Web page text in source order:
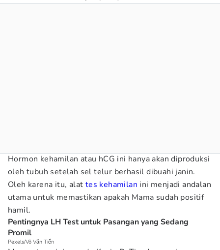
Hormon kehamilan atau hCG ini hanya akan diproduksi
oleh tubuh setelah sel telur berhasil dibuahi janin.
Oleh karena itu, alat tes kehamilan ini menjadi andalan
utama untuk memastikan apakah Mama sudah positif
hamil.
Pentingnya LH Test untuk Pasangan yang Sedang
Promil
Pexels/Võ Văn Tiến